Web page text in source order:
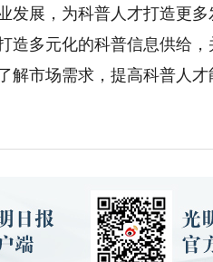
发展，为科普人才打造更
造多元化的科普信息供给
解市场需求，提高科普人才